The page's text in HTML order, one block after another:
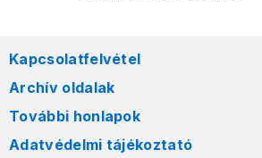
Kapcsolatfelvétel
Archív oldalak
További honlapok
Adatvédelmi tájékoztató